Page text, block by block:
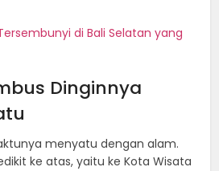
di Bali Selatan yang
Dinginnya
menyatu dengan alam.
ke atas, yaitu ke Kota Wisata